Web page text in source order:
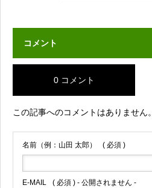
コメント
0 コメント
この記事へのコメントはありません。
名前（例：山田 太郎） ( 必須 )
E-MAIL ( 必須 ) - 公開されません -